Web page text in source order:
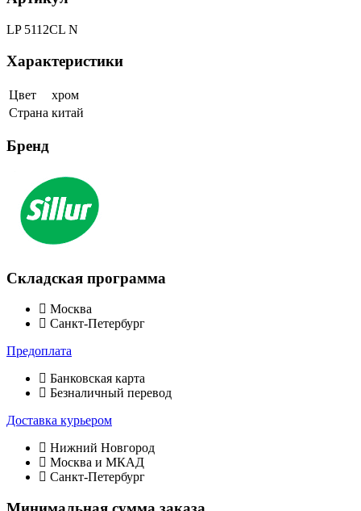
LP 5112CL N
Характеристики
Цвет
хром
Страна китай
Бренд
Складская программа
Москва
Санкт-Петербург
Предоплата
Банковская карта
Безналичный перевод
Доставка курьером
Нижний Новгород
Москва и МКАД
Санкт-Петербург